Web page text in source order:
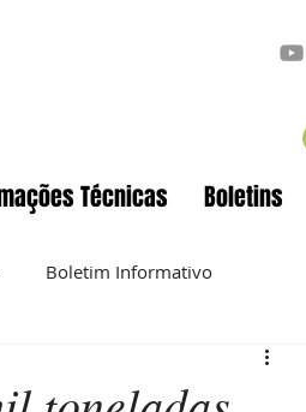
Técnicas Boletins
Boletim Informativo